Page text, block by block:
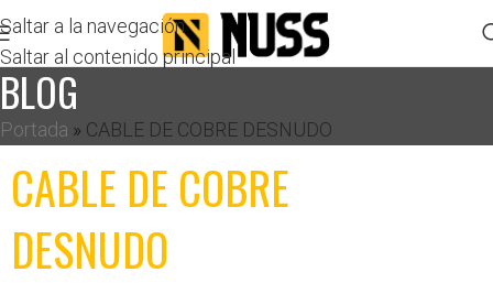
Saltar a la navegación
Saltar al contenido principal
BLOG
Portada » CABLE DE COBRE DESNUDO
CABLE DE COBRE
DESNUDO